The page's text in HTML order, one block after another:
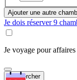
Ajouter une autre
Je dois réserver 9
Je voyage pour affaires
Rechercher